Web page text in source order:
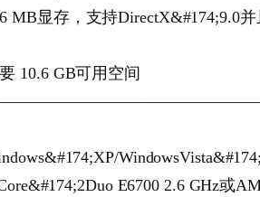
MB显存，支持DirectX&#174;9.0
10.6 GB可用空间
E6700 2.6 GHz或